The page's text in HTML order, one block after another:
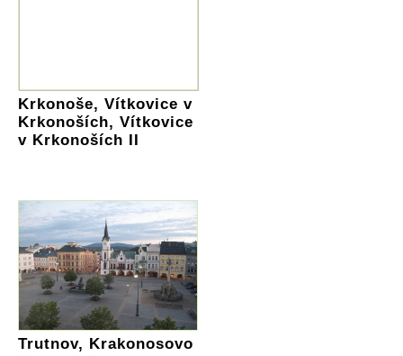
Krkonoše, Vítkovice v
Krkonoších, Vítkovice
v Krkonoších II
Trutnov, Krakonosovo